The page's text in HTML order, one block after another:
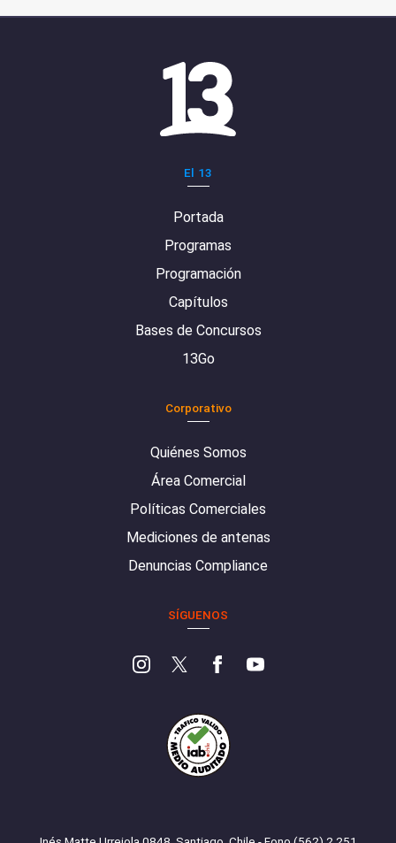
El 13
Portada
Programas
Programación
Capítulos
Bases de Concursos
13Go
Corporativo
Quiénes Somos
Área Comercial
Políticas Comerciales
Mediciones de antenas
Denuncias Compliance
SÍGUENOS